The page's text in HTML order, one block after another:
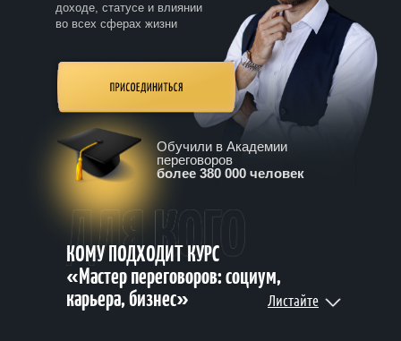
доходе, статусе и влиянии
во всех сферах жизни
Обучили в Академии
переговоров
более 380 000 человек
КОМУ ПОДХОДИТ КУРС
«Мастер переговоров: социум,
карьера, бизнес»
Листайте